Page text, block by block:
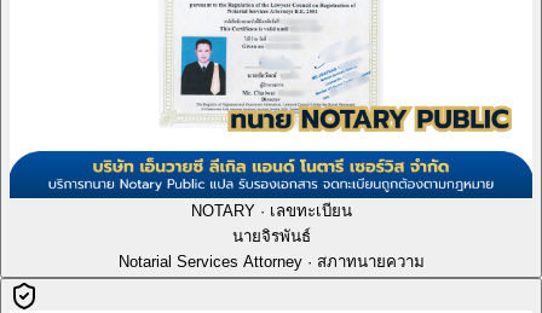
NOTARY · เลขทะเบียน
นายจิรพันธ์
Notarial Services Attorney · สภาทนายความ